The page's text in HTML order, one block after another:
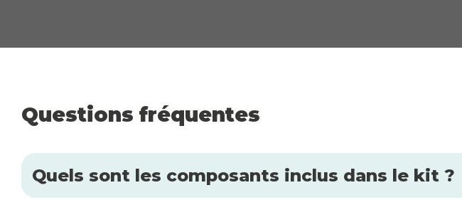
Questions fréquentes
Quels sont les composants inclus dans le kit ?